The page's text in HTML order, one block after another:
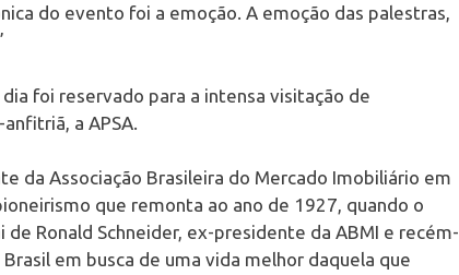
do evento foi a emoção. A emoção das palestras,
foi reservado para a intensa visitação de
a APSA.
da Associação Brasileira do Mercado Imobiliário em
que remonta ao ano de 1927, quando o
Ronald Schneider, ex-presidente da ABMI e recém-
em busca de uma vida melhor daquela que